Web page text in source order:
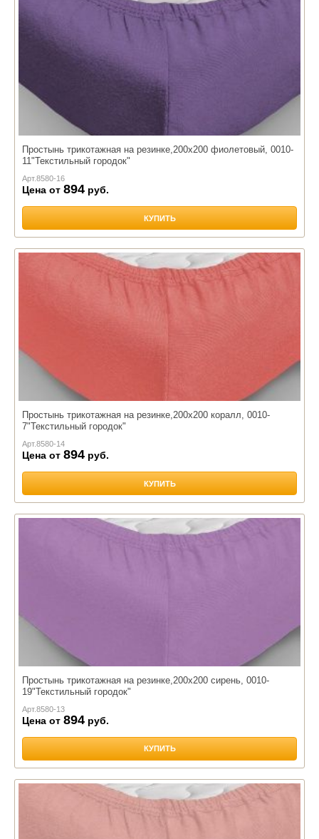
Простынь трикотажная на резинке,200х200 фиолетовый, 0010-
11"Текстильный городок"
Арт.8580-16
Цена от 894 руб.
КУПИТЬ
Простынь трикотажная на резинке,200х200 коралл, 0010-
7"Текстильный городок"
Арт.8580-14
Цена от 894 руб.
КУПИТЬ
Простынь трикотажная на резинке,200х200 сирень, 0010-
19"Текстильный городок"
Арт.8580-13
Цена от 894 руб.
КУПИТЬ